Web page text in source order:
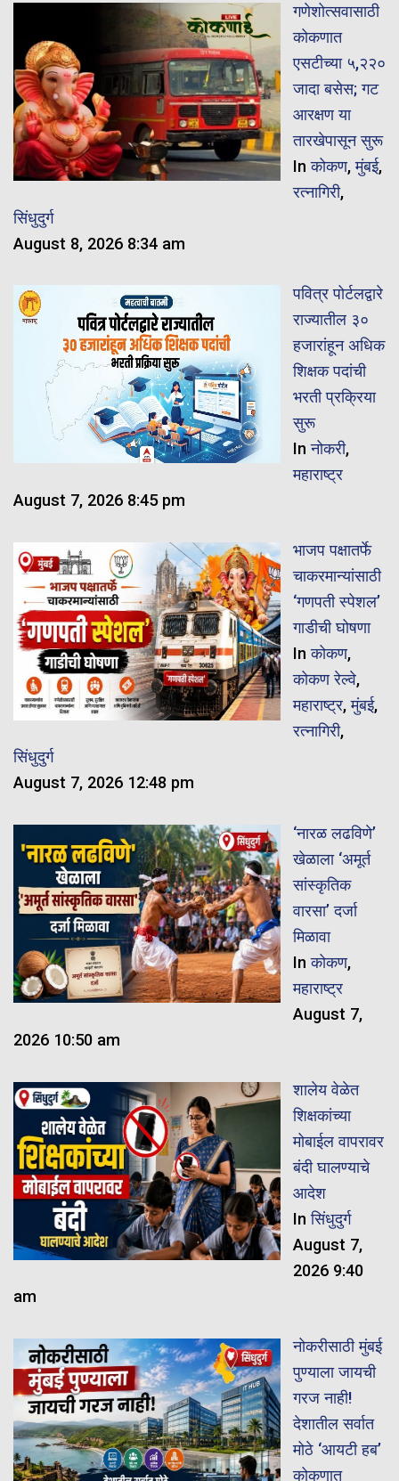
गणेशोत्सवासाठी
कोकणात
एसटीच्या ५,२२०
जादा बसेस; गट
आरक्षण या
तारखेपासून सुरू
Inकोकण,मुंबई,
रत्नागिरी,
सिंधुदुर्ग
August 8, 2026 8:34 am
पवित्र पोर्टलद्वारे
राज्यातील ३०
हजारांहून अधिक
शिक्षक पदांची
भरती प्रक्रिया
सुरू
Inनोकरी,
महाराष्ट्र
August 7, 2026 8:45 pm
भाजप पक्षातर्फे
चाकरमान्यांसाठी
‘गणपती स्पेशल’
गाडीची घोषणा
Inकोकण,
कोकण रेल्वे,
महाराष्ट्र,मुंबई,
रत्नागिरी,
सिंधुदुर्ग
August 7, 2026 12:48 pm
‘नारळ लढविणे’
खेळाला ‘अमूर्त
सांस्कृतिक
वारसा’ दर्जा
मिळावा
Inकोकण,
महाराष्ट्र
August 7,
2026 10:50 am
शालेय वेळेत
शिक्षकांच्या
मोबाईल वापरावर
बंदी घालण्याचे
आदेश
Inसिंधुदुर्ग
August 7,
2026 9:40
am
नोकरीसाठी मुंबई
पुण्याला जायची
गरज नाही!
देशातील सर्वात
मोठे ‘आयटी हब’
कोकणात